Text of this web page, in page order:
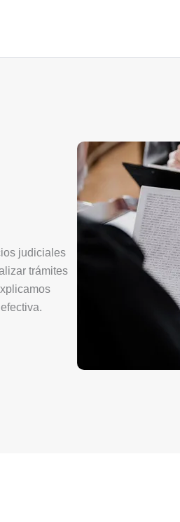
judiciales
trámites